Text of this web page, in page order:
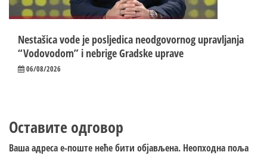
Nestašica vode je posljedica neodgovornog upravljanja
“Vodovodom” i nebrige Gradske uprave
06/08/2026
Оставите одговор
Ваша адреса е-поште неће бити објављена. Неопходна поља